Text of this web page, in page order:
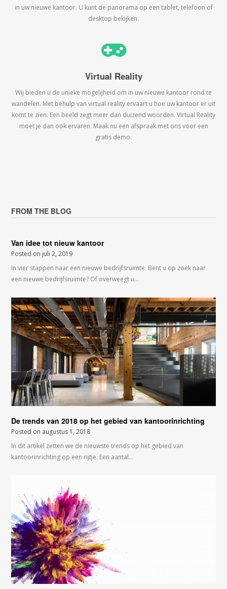
in uw nieuwe kantoor. U kunt de panorama op een tablet, telefoon of
desktop bekijken.
Virtual Reality
Wij bieden u de unieke mogelijheid om in uw nieuwe kantoor rond te
wandelen. Met behulp van virtual reality ervaart u hoe uw kantoor er uit
komt te zien. Een beeld zegt meer dan duizend woorden. Virtual Reality
moet je dan ook ervaren. Maak nu een afspraak met ons voor een
gratis demo.
FROM THE BLOG
Van idee tot nieuw kantoor
Posted on juli 2, 2019
In vier stappen naar een nieuwe bedrijfsruimte Bent u op zoek naar
een nieuwe bedrijfsruimte? Of overweegt u…
De trends van 2018 op het gebied van kantoorinrichting
Posted on augustus 1, 2018
In dit artikel zetten we de nieuwste trends op het gebied van
kantoorinrichting op een rijtje. Een aantal…